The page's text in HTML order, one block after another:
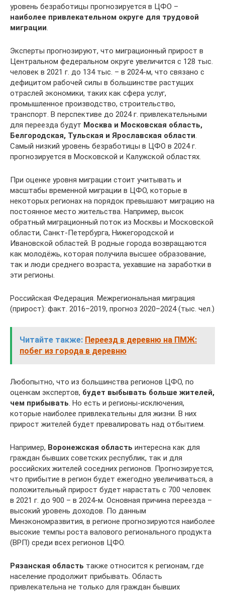
уровень безработицы прогнозируется в ЦФО –
наиболее привлекательном округе для трудовой
миграции
Эксперты прогнозируют, что миграционный прирост в
Центральном федеральном округе увеличится с 128 тыс.
человек в 2021 г. до 134 тыс. – в 2024-м, что связано с
дефицитом рабочей силы в большинстве растущих
отраслей экономики, таких как сфера услуг,
промышленное производство, строительство,
транспорт. В перспективе до 2024 г. привлекательными
для переезда будут Москва и Московская область,
Белгородская, Тульская и Ярославская области
Самый низкий уровень безработицы в ЦФО в 2024 г.
прогнозируется в Московской и Калужской областях.
При оценке уровня миграции стоит учитывать и
масштабы временной миграции в ЦФО, которые в
некоторых регионах на порядок превышают миграцию на
постоянное место жительства. Например, высок
обратный миграционный поток из Москвы и Московской
области, Санкт-Петербурга, Нижегородской и
Ивановской областей. В родные города возвращаются
как молодёжь, которая получила высшее образование,
так и люди среднего возраста, уехавшие на заработки в
эти регионы.
Российская Федерация. Межрегиональная миграция
(прирост): факт. 2016–2019, прогноз 2020–2024 (тыс. чел.)
Читайте также: Переезд в деревню на ПМЖ:
побег из города в деревню
Любопытно, что из большинства регионов ЦФО, по
оценкам экспертов, будет выбывать больше жителей,
чем прибывать . Но есть и регионы-исключения,
которые наиболее привлекательны для жизни. В них
прирост жителей будет превалировать над отбытием.
Например, Воронежская область интересна как для
граждан бывших советских республик, так и для
российских жителей соседних регионов. Прогнозируется,
что прибытие в регион будет ежегодно увеличиваться, а
положительный прирост будет нарастать с 700 человек
в 2021 г. до 900 – в 2024-м. Основная причина переезда –
высокий уровень доходов. По данным
Минэкономразвития, в регионе прогнозируются наиболее
высокие темпы роста валового регионального продукта
(ВРП) среди всех регионов ЦФО.
Рязанская область также относится к регионам, где
население продолжит прибывать. Область
привлекательна не только для граждан бывших